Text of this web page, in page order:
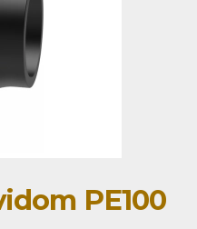
PE100